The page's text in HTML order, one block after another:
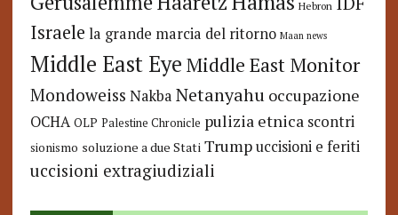
Hebron
Israele la grande marcia del ritorno Maan news
Middle East Eye Middle East Monitor
Mondoweiss Nakba Netanyahu occupazione
OCHA OLP Palestine Chronicle pulizia etnica scontri
sionismo soluzione a due Stati Trump uccisioni e feriti
uccisioni extragiudiziali